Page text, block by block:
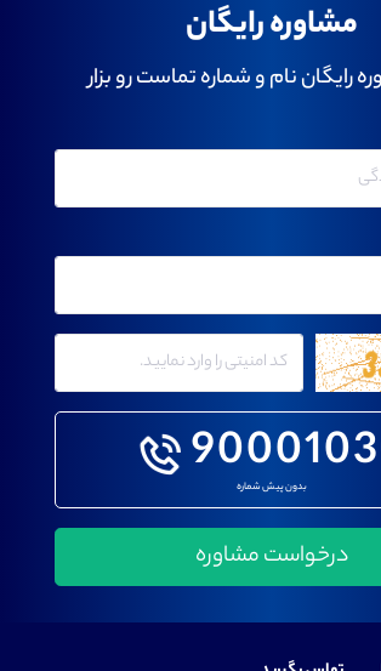
مشاوره رایگان
رایگان نام و شماره تماست رو بزار
بدون پیش شماره